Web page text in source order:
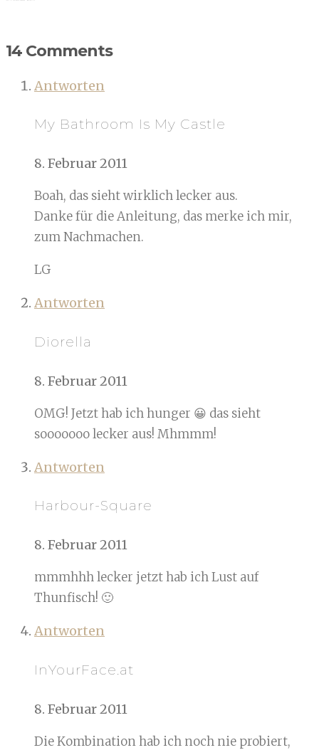
14 Comments
Antworten
My Bathroom Is My Castle
8. Februar 2011
Boah, das sieht wirklich lecker aus.
Danke für die Anleitung, das merke ich mir,
zum Nachmachen.
LG
Antworten
Diorella
8. Februar 2011
OMG! Jetzt hab ich hunger 😀 das sieht
sooooooo lecker aus! Mhmmm!
Antworten
Harbour-Square
8. Februar 2011
mmmhhh lecker jetzt hab ich Lust auf
Thunfisch! 🙂
Antworten
InYourFace.at
8. Februar 2011
Die Kombination hab ich noch nie probiert,